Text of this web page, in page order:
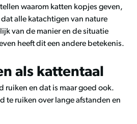
waarom katten kopjes geven,
alle katachtigen van nature
van de manier en de situatie
heeft dit een andere betekenis.
als kattentaal
ruiken en dat is maar goed ook.
te ruiken over lange afstanden en